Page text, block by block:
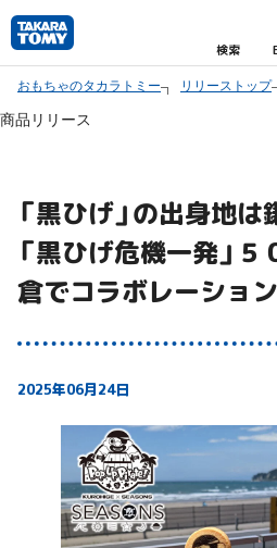
へ
キ
す。
検索
おもちゃのタカラトミー リリーストップ
商品リリース
「黒ひげ」の出身地は
「黒ひげ危機一発」
倉でコラボレーショ
2025年06月24日